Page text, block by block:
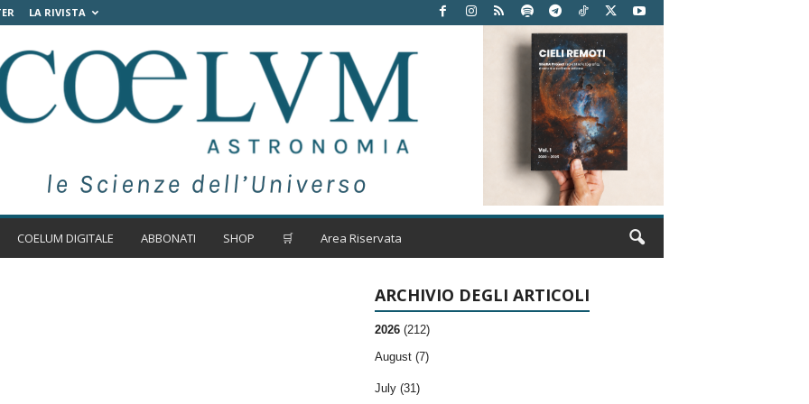
LA RIVISTA
COELUM DIGITALE ABBONATI SHOP 🛒 Area Riservata
ARCHIVIO DEGLI ARTICOLI
2026 (212)
August (7)
July (31)